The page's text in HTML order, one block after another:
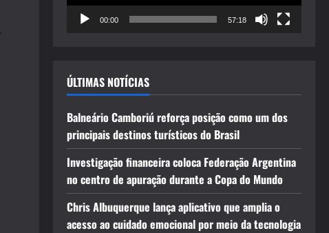
,
00:00 57:18
ÚLTIMAS NOTÍCIAS
Balneário Camboriú reforça posição como um dos
principais destinos turísticos do Brasil
Investigação financeira coloca Federação Argentina
no centro de apuração durante a Copa do Mundo
Chris Albuquerque lança aplicativo que amplia o
acesso ao cuidado emocional por meio da tecnologia